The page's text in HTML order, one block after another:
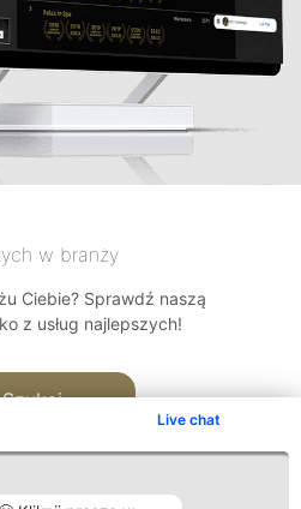
Live chat
w branży
Ciebie? Sprawdź naszą
z usług najlepszych!
Szukaj